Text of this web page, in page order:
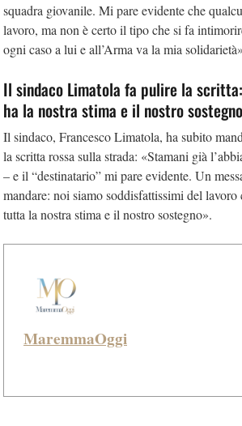
squadra giovanile. Mi pare evidente che
lavoro, ma non è certo il tipo che si fa
ogni caso a lui e all’Arma va la mia
Il sindaco Limatola fa pulire la
ha la nostra stima e il nostro
Il sindaco, Francesco Limatola, ha subito
la scritta rossa sulla strada: «Stamani già
– e il “destinatario” mi pare evidente. Un
mandare: noi siamo soddisfattissimi del lavoro
tutta la nostra stima e il nostro sostegno».
MaremmaOggi